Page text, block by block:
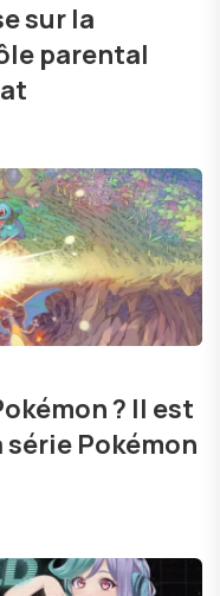
sur la
parental
? Il est
Pokémon